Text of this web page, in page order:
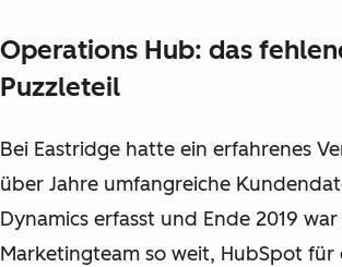
Operations Hub: das
Puzzleteil
Bei Eastridge hatte ein erfahrenes
über Jahre umfangreiche
Dynamics erfasst und Ende 2019
Marketingteam so weit, HubSpot für